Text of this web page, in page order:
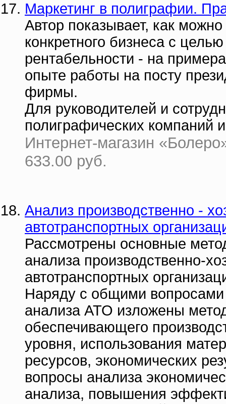
Маркетинг в полиграфии.
Автор показывает, как
конкретного бизнеса с
рентабельности - на
опыте работы на посту
фирмы.
Для руководителей и
полиграфических компаний
Интернет-магазин
633.00 руб.
Анализ производственно -
автотранспортных
Рассмотрены основные
анализа производственно-
автотранспортных
Наряду с общими вопросами
анализа АТО изложены
обеспечивающего
уровня, использования
ресурсов, экономических
вопросы анализа
анализа, повышения